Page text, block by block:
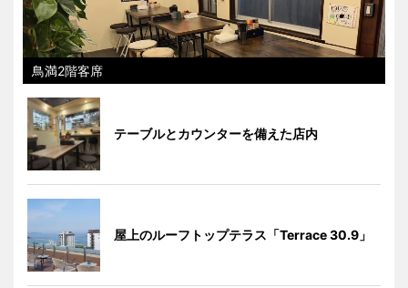
鳥満2階客席
テーブルとカウンターを備えた店内
屋上のルーフトップテラス「Terrace 30.9」